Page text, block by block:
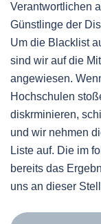
Verantwortlichen
Günstlinge der
Um die Blacklist
sind wir auf die
angewiesen.
Hochschulen
diskrminieren,
und wir nehmen
Liste auf. Die im
bereits das
uns an dieser